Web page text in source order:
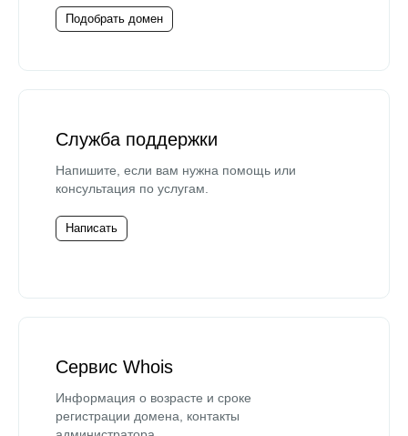
Подобрать домен
Служба поддержки
Напишите, если вам нужна помощь или
консультация по услугам.
Написать
Сервис Whois
Информация о возрасте и сроке
регистрации домена, контакты